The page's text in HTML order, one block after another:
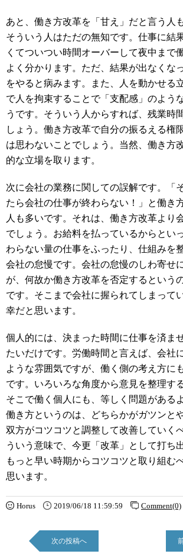
あと、働き方改革を「甘え」だと言う人
そういう人はただの無知です。仕事に結
くてついつい時間オーバーして夜中まで
よく分かります。ただ、結果が出なくな
をやると病みます。また、人を動かせる
で人を拘束することで「支配感」のよう
うです。そういう人からすれば、残業時
しょう。働き方改革で自分の振るえる権
は思わないことでしょう。当然、働き方
的な立場を取ります。
次に会社の業務に関しての誤解です。「
たら会社の仕事が終わらない！」と働き
人も多いです。それは、働き方改革より
でしょう。お給料を払っているからとい
わらない量の仕事をふったり、仕組みを
会社の怠慢です。会社の怠慢のしわ寄せ
が、何故か働き方改革を否定するという
です。そこまで会社に握られてしまって
幸だと思います。
個人的には、決まった時間に仕事を済ま
たいだけです。労働時間と言えば、会社
ような雰囲気ですが、働く側の考え方に
です。いろいろな角度から意見を整理す
そこで働く個人にも、等しく問題がある
働き方というのは、どちらかがガツンと
双方がコツコツと調整して改善していく
ういう意味で、今更「改革」として打ち
もっと早い時期からコツコツと取り組む
思います。
Horus 2019/06/18 11:59:59 Comment(0)
次の投稿へ